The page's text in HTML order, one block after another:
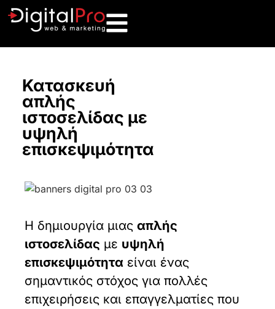
Κατασκευή
απλής
ιστοσελίδας με
υψηλή
επισκεψιμότητα
Η δημιουργία μιαςαπλής
ιστοσελίδας με υψηλή
επισκεψιμότητα είναι ένας
σημαντικός στόχος για πολλές
επιχειρήσεις και επαγγελματίες που